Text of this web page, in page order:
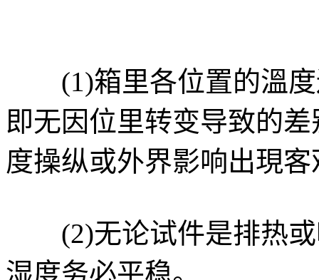
(1)箱里各位置的溫度
即无因位里转变导致的
度操纵或外界影响出現
(2)无论试件是排热或
湿度务必平稳。